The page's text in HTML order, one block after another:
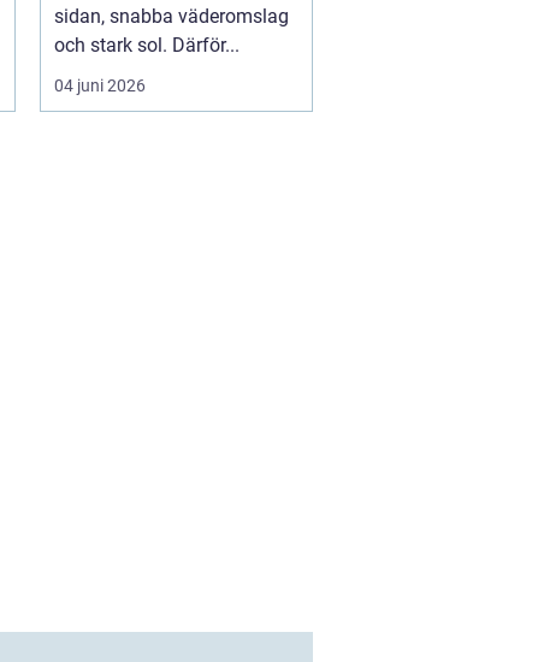
sidan, snabba väderomslag
och stark sol. Därför...
04 juni 2026